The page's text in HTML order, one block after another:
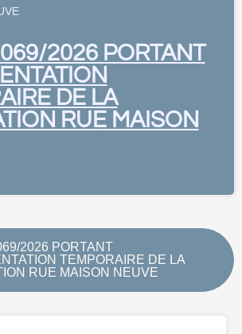
2026 PORTANT
DE LA
RUE MAISON
2026 PORTANT
TEMPORAIRE DE LA
RUE MAISON NEUVE